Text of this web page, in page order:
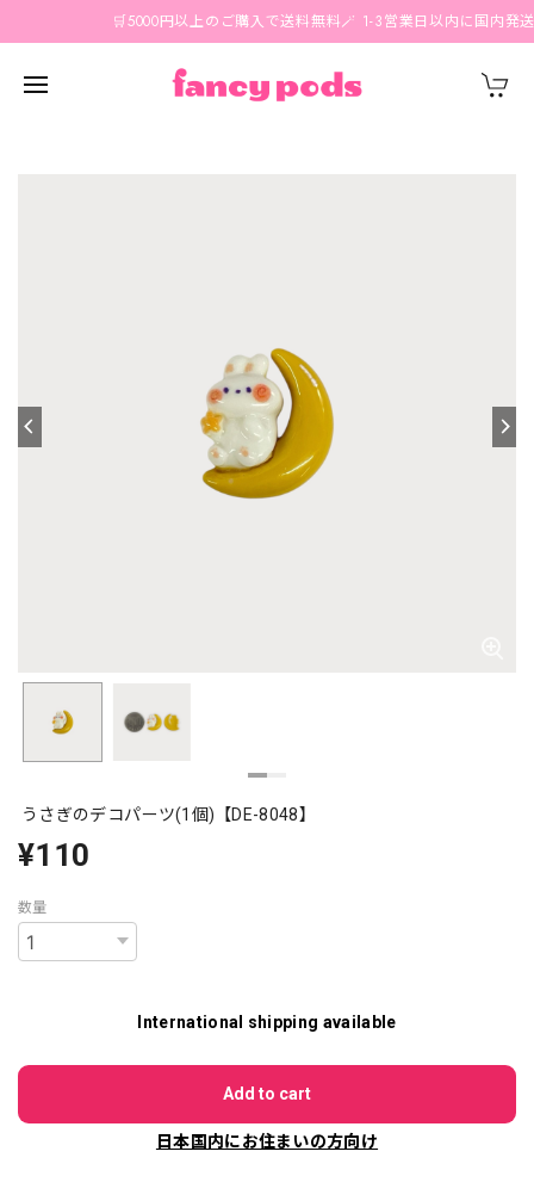
🛒5000円以上のご購入で送料無料🪄 1-3営業日以内に国内発送
うさぎのデコパーツ(1個)【DE-8048】
¥110
数量
International shipping available
Add to cart
日本国内にお住まいの方向け